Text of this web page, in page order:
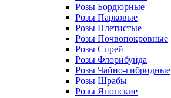
Розы Бордюрные
Розы Парковые
Розы Плетистые
Розы Почвопокровные
Розы Спрей
Розы Флорибунда
Розы Чайно-гибридные
Розы Шрабы
Розы Японские